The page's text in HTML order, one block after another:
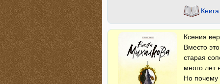
Ксения
Вместо
старая
много лет
Но почему